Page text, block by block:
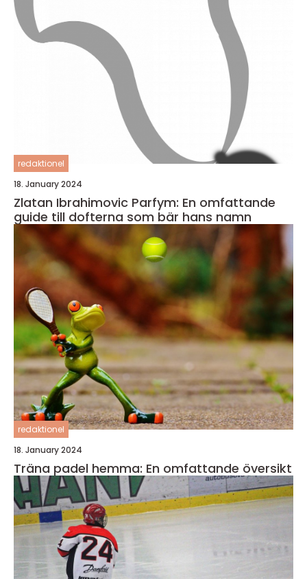
redaktionel
18. January 2024
Zlatan Ibrahimovic Parfym: En omfattande
guide till dofterna som bär hans namn
redaktionel
18. January 2024
Träna padel hemma: En omfattande översikt